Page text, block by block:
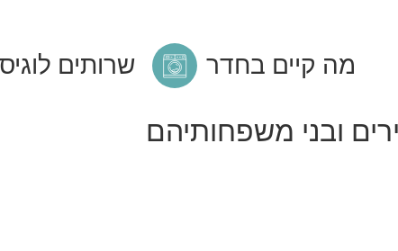
מה קיים בחדר שרותים
ובני משפחותיהם